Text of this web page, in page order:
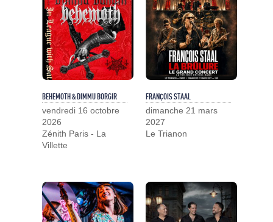
BEHEMOTH & DIMMU BORGIR
vendredi 16 octobre
2026
Zénith Paris - La
Villette
FRANÇOIS STAAL
dimanche 21 mars
2027
Le Trianon